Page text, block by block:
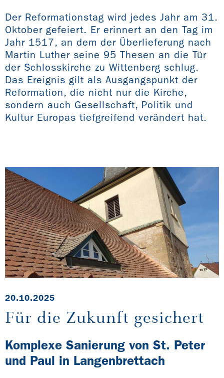
Der Reformationstag wird jedes Jahr am 31.
Oktober gefeiert. Er erinnert an den Tag im
Jahr 1517, an dem der Überlieferung nach
Martin Luther seine 95 Thesen an die Tür
der Schlosskirche zu Wittenberg schlug.
Das Ereignis gilt als Ausgangspunkt der
Reformation, die nicht nur die Kirche,
sondern auch Gesellschaft, Politik und
Kultur Europas tiefgreifend verändert hat.
20.10.2025
Für die Zukunft gesichert
Komplexe Sanierung von St. Peter
und Paul in Langenbrettach